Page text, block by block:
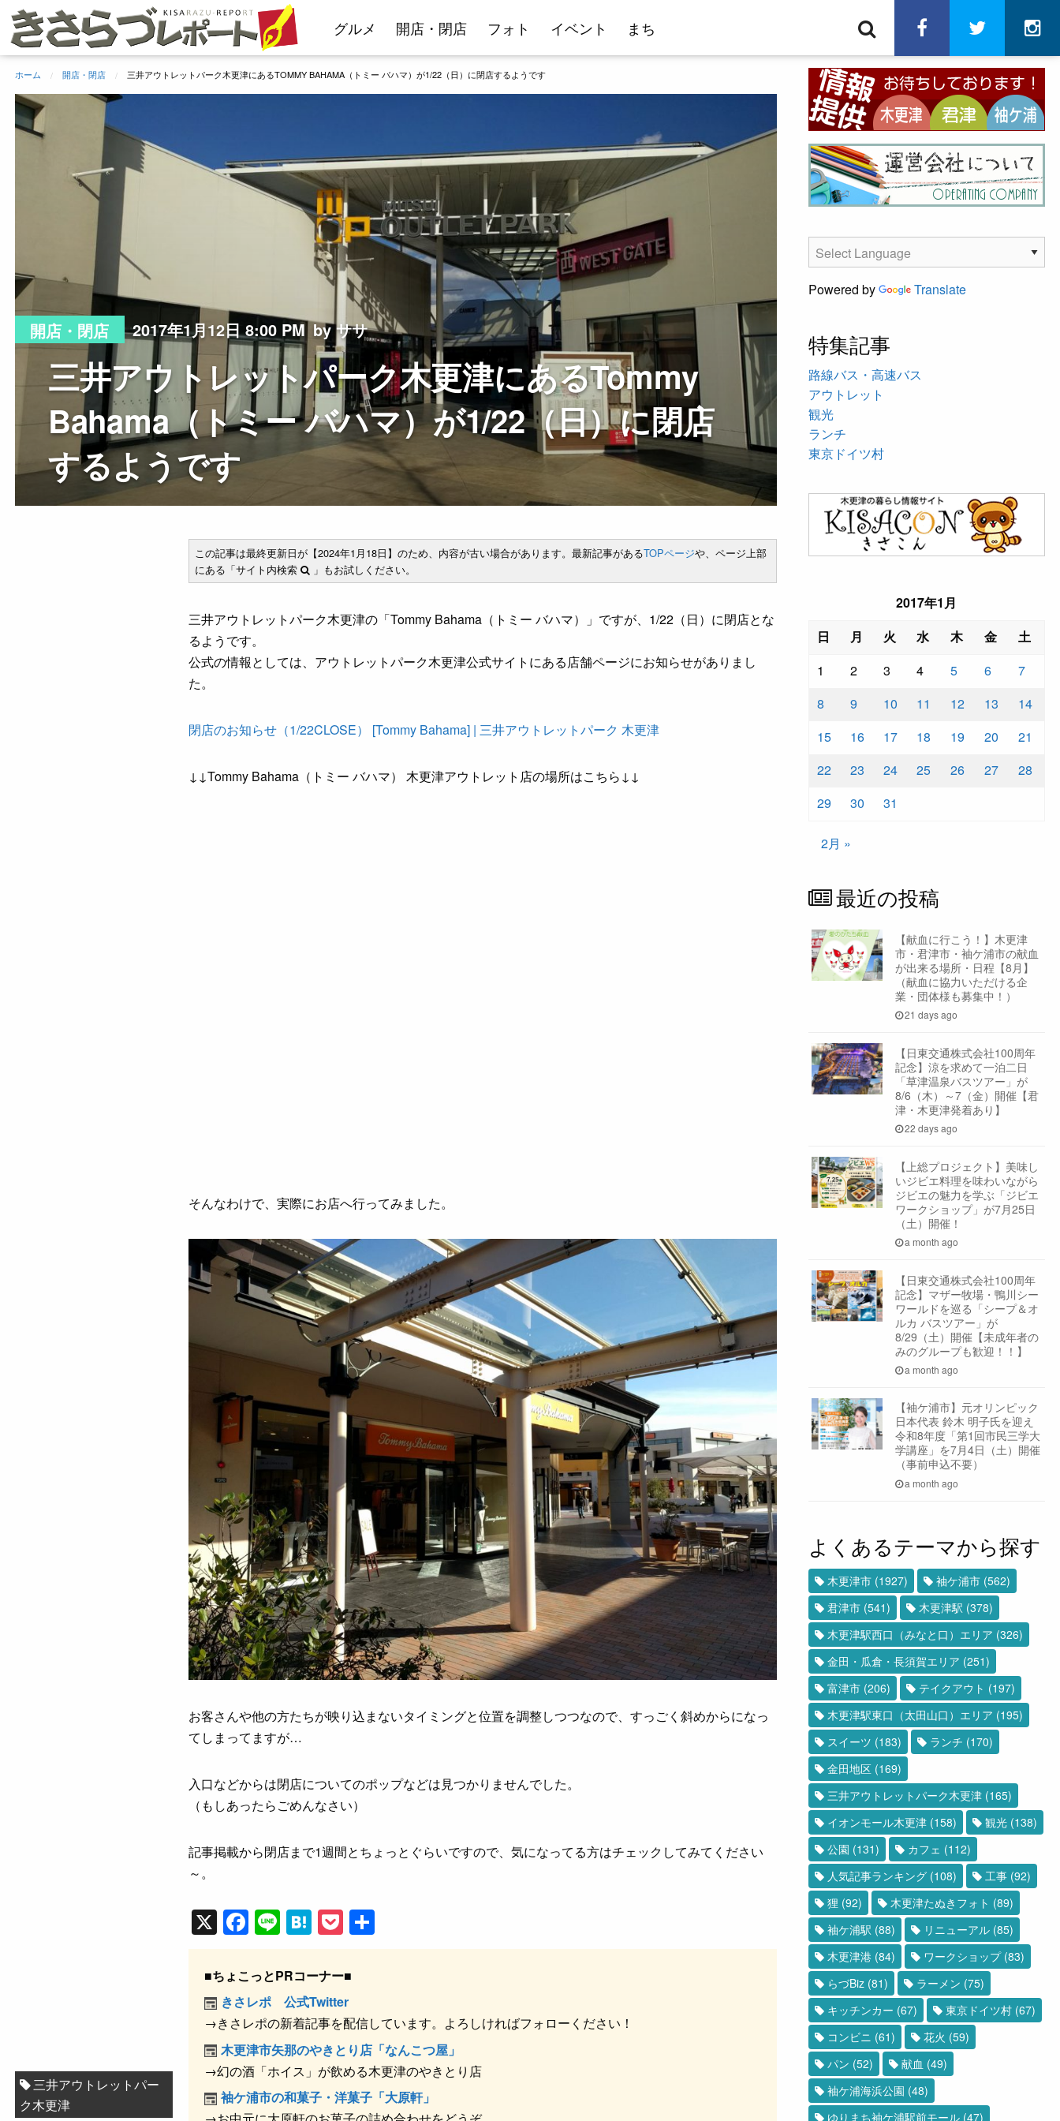
テ
グルメ 開店・閉店 フォト イベント まち facebooktwitter
ホーム 開店・閉店 三井アウトレットパーク木更津にあるTOMMY BAHAMA（トミー バハマ）が1/22（日）に閉店するようです
開店・閉店 2017年1月12日 8:00 PM by ササ
三井アウトレットパーク木更津にあるTommy
Bahama（トミー バハマ）が1/22（日）に閉店
するようです
この記事は最終更新日が【2024年1月18日】のため、内容が古い場合があります。最新記事があるTOPページや、ページ上部
にある「サイト内検索
」もお試しください。
三井アウトレットパーク木更津の「Tommy Bahama（トミー バハマ）」ですが、1/22（日）に閉店とな
るようです。
公式の情報としては、アウトレットパーク木更津公式サイトにある店舗ページにお知らせがありまし
た。
閉店のお知らせ（1/22CLOSE） [Tommy Bahama] | 三井アウトレットパーク 木更津
↓↓Tommy Bahama（トミー バハマ） 木更津アウトレット店の場所はこちら↓↓
そんなわけで、実際にお店へ行ってみました。
お客さんや他の方たちが映り込まないタイミングと位置を調整しつつなので、すっごく斜めからになっ
てしまってますが…
入口などからは閉店についてのポップなどは見つかりませんでした。
（もしあったらごめんなさい）
記事掲載から閉店まで1週間とちょっとぐらいですので、気になってる方はチェックしてみてください
～。
X F
a
c
e
b
o
o
k
Li
n
e
H
at
e
n
a
P
o
ck
et
有
■ちょこっとPRコーナー■
きさレポ 公式Twitter
→きさレポの新着記事を配信しています。よろしければフォローください！
木更津市矢那のやきとり店「なんこつ屋」
→幻の酒「ホイス」が飲める木更津のやきとり店
袖ケ浦市の和菓子・洋菓子「大原軒」
三井アウトレットパー
ク木更津
Powered by Translate
特集記事
路線バス・高速バス
アウトレット
観光
ランチ
東京ドイツ村
2017年1月
日
月 火 水 木 金
土
1
2 3 4 5 6
7
8
9 10 11 12 13
14
15
16 17 18 19 20
21
22
23 24 25 26 27
28
29
30 31
2月 »
最近の投稿
【献血に行こう！】木更津
市・君津市・袖ケ浦市の献血
が出来る場所・日程【8月】
（献血に協力いただける企
業・団体様も募集中！）
21 days ago
【日東交通株式会社100周年
記念】涼を求めて一泊二日
「草津温泉バスツアー」が
8/6（木）～7（金）開催【君
津・木更津発着あり】
22 days ago
【上総プロジェクト】美味し
いジビエ料理を味わいながら
ジビエの魅力を学ぶ「ジビエ
ワークショップ」が7月25日
（土）開催！
a month ago
【日東交通株式会社100周年
記念】マザー牧場・鴨川シー
ワールドを巡る「シープ＆オ
ルカ バスツアー」が
8/29（土）開催【未成年者の
みのグループも歓迎！！】
a month ago
【袖ケ浦市】元オリンピック
日本代表 鈴木 明子氏を迎え
令和8年度「第1回市民三学大
学講座」を7月4日（土）開催
（事前申込不要）
a month ago
よくあるテーマから探す
木更津市(1927) 袖ケ浦市(562)
君津市(541) 木更津駅 (378)
木更津駅西口（みなと口）エリア (326)
金田・瓜倉・長須賀エリア (251)
富津市(206) テイクアウト (197)
木更津駅東口（太田山口）エリア (195)
スイーツ (183) ランチ (170)
金田地区(169)
三井アウトレットパーク木更津(165)
イオンモール木更津(158) 観光(138)
公園 (131) カフェ (112)
人気記事ランキング(108) 工事(92)
狸 (92) 木更津たぬきフォト (89)
袖ケ浦駅 (88) リニューアル(85)
木更津港(84) ワークショップ(83)
らづBiz(81) ラーメン (75)
キッチンカー (67) 東京ドイツ村(67)
コンビニ (61) 花火 (59)
パン (52) 献血 (49)
袖ケ浦海浜公園 (48)
ゆりまち袖ケ浦駅前モール(47)